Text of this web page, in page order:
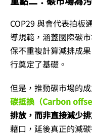
COP29 與會代表拍板
導規範，涵蓋國際碳
保不重複計算減排成
行奠定了基礎。
但是，推動碳市場的
碳抵換（Carbon
排放，而非直接減少
藉口，延後真正的減